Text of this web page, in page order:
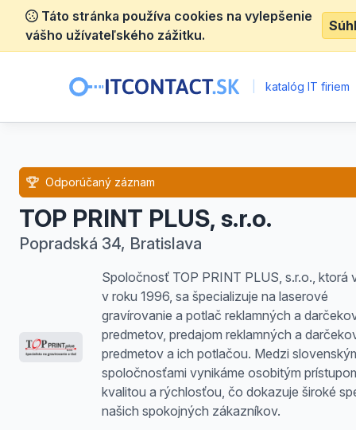
Táto stránka používa cookies na vylepšenie
vášho užívateľského zážitku.
katalóg IT firiem
TOP PRINT PLUS, s.r.o.
Popradská 34, Bratislava
Odporúčaný záznam
Spoločnosť TOP PRINT PLUS, s.r.o., ktorá
v roku 1996, sa špecializuje na laserové
gravírovanie a potlač reklamných a
predmetov, predajom reklamných a
predmetov a ich potlačou. Medzi
spoločnosťami vynikáme osobitým
kvalitou a rýchlosťou, čo dokazuje široké
našich spokojných zákazníkov.